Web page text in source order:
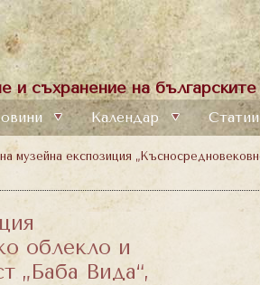
и съхранение на
Календар Статии
музейна експозиция
облекло и
„Баба Вида“,